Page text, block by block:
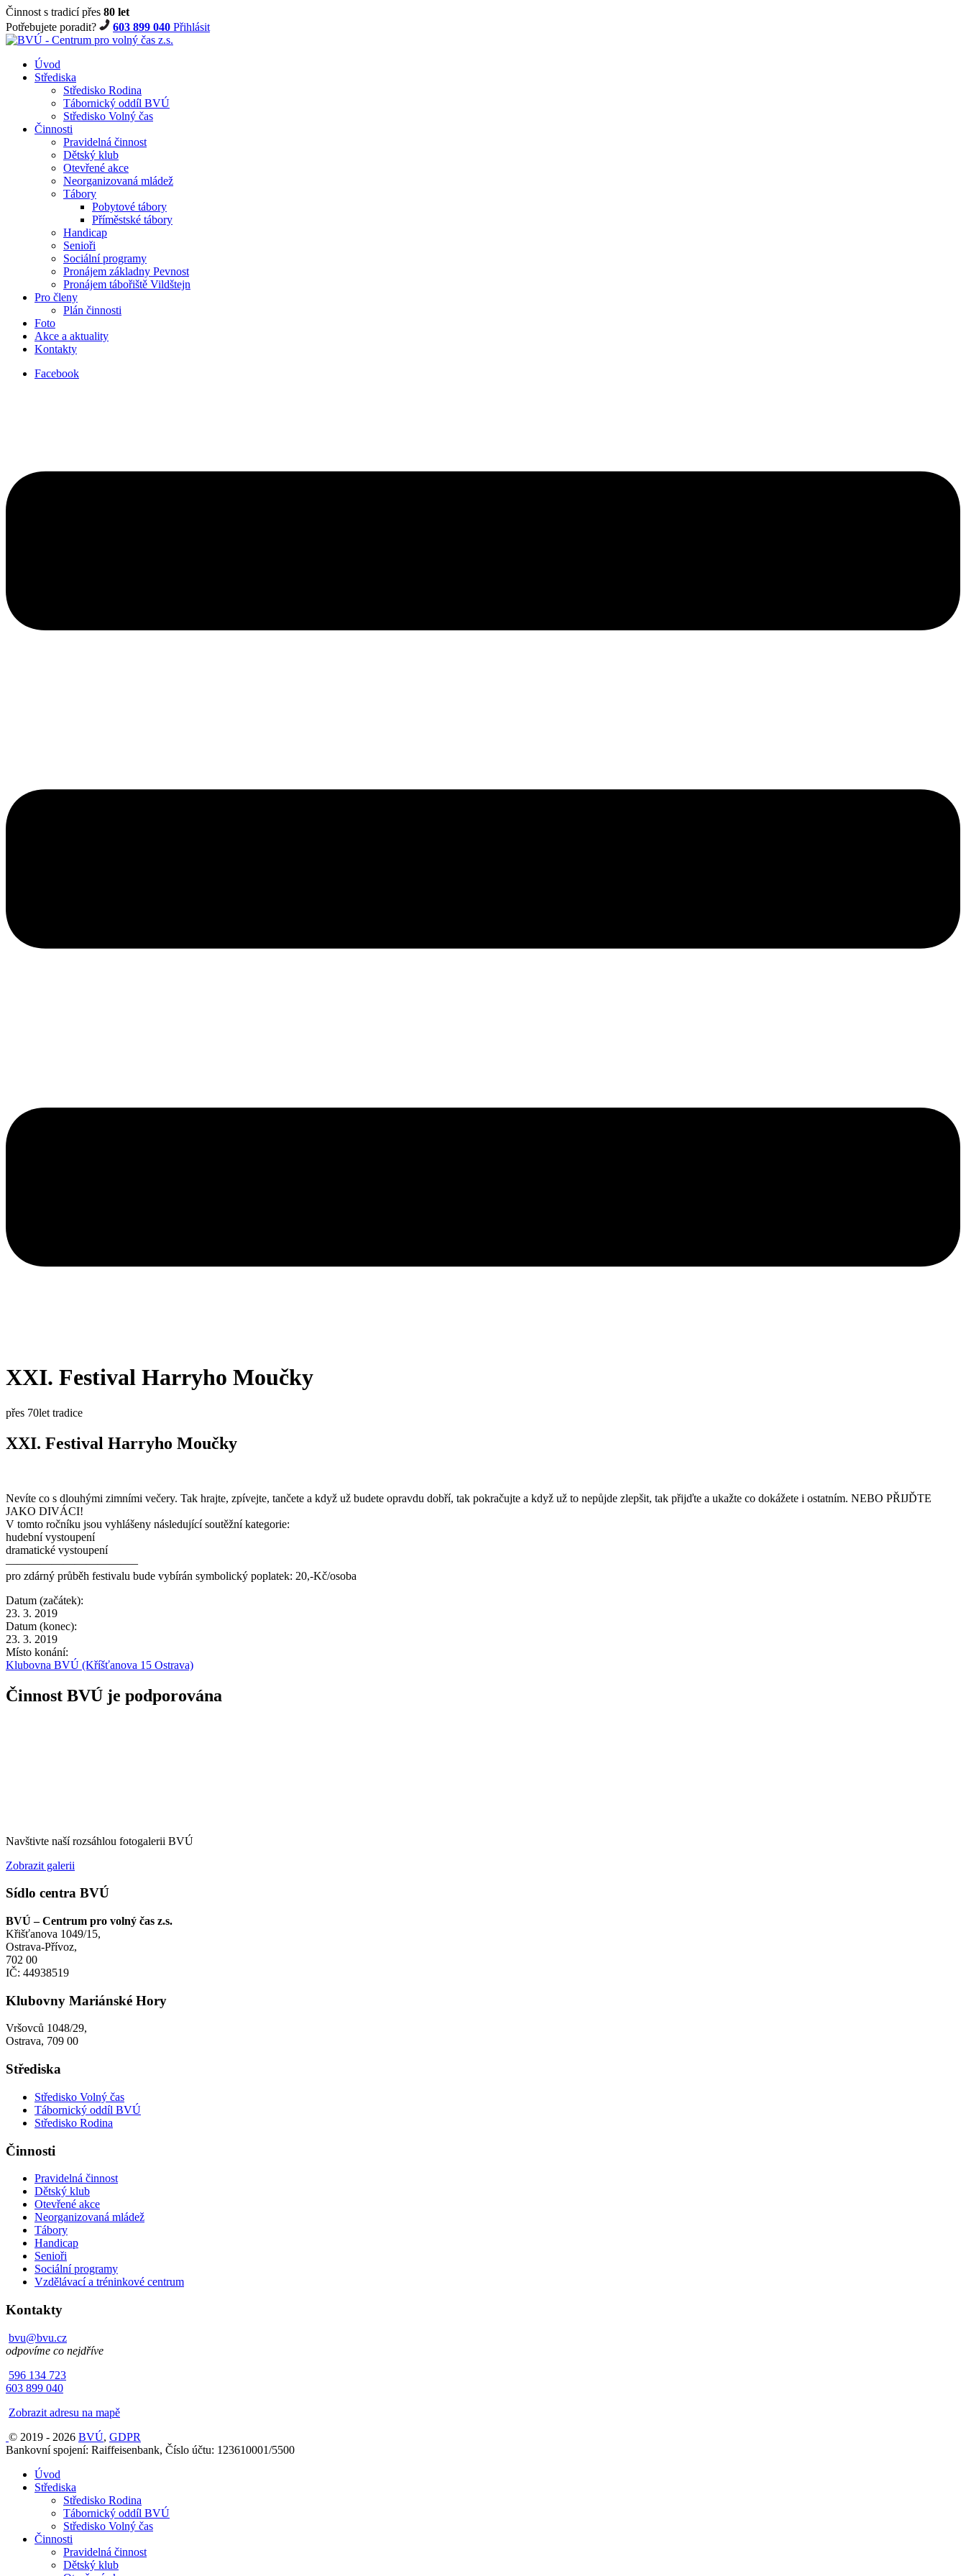
Činnost s tradicí přes 80 let
Potřebujete poradit?
603 899 040 Přihlásit
Úvod
Střediska
Středisko Rodina
Tábornický oddíl BVÚ
Středisko Volný čas
Činnosti
Pravidelná činnost
Dětský klub
Otevřené akce
Neorganizovaná mládež
Tábory
Pobytové tábory
Příměstské tábory
Handicap
Senioři
Sociální programy
Pronájem základny Pevnost
Pronájem tábořiště Vildštejn
Pro členy
Plán činnosti
Foto
Akce a aktuality
Kontakty
Facebook
XXI. Festival Harryho Moučky
přes 70let tradice
XXI. Festival Harryho Moučky
Nevíte co s dlouhými zimními večery. Tak hrajte, zpívejte, tančete a když už budete opravdu dobří, tak pokračujte a když už to nepůjde zlepšit, tak přijďte a ukažte co dokážete i ostatním. NEBO PŘIJĎTE
JAKO DIVÁCI!
V tomto ročníku jsou vyhlášeny následující soutěžní kategorie:
hudební vystoupení
dramatické vystoupení
———————————–
pro zdárný průběh festivalu bude vybírán symbolický poplatek: 20,-Kč/osoba
Datum (začátek):
23. 3. 2019
Datum (konec):
23. 3. 2019
Místo konání:
Klubovna BVÚ (Kříšťanova 15 Ostrava)
Činnost BVÚ je podporována
Navštivte naší rozsáhlou fotogalerii BVÚ
Zobrazit galerii
Sídlo centra BVÚ
BVÚ – Centrum pro volný čas z.s.
Křišťanova 1049/15,
Ostrava-Přívoz,
702 00
IČ: 44938519
Klubovny Mariánské Hory
Vršovců 1048/29,
Ostrava, 709 00
Střediska
Středisko Volný čas
Tábornický oddíl BVÚ
Středisko Rodina
Činnosti
Pravidelná činnost
Dětský klub
Otevřené akce
Neorganizovaná mládež
Tábory
Handicap
Senioři
Sociální programy
Vzdělávací a tréninkové centrum
Kontakty
bvu@bvu.cz
odpovíme co nejdříve
596 134 723
603 899 040
Zobrazit adresu na mapě
© 2019 - 2026 BVÚ, GDPR
Bankovní spojení: Raiffeisenbank, Číslo účtu: 123610001/5500
Úvod
Střediska
Středisko Rodina
Tábornický oddíl BVÚ
Středisko Volný čas
Činnosti
Pravidelná činnost
Dětský klub